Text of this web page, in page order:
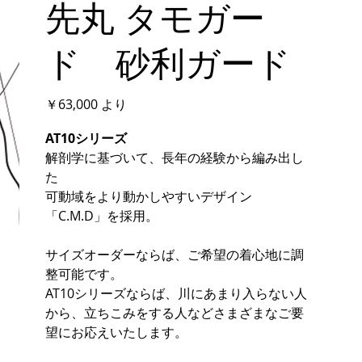
先丸 タモガー
ド 砂利ガード
価
格
￥63,000 より
AT10シリーズ
解剖学に基づいて、長年の経験から編み出し
た
可動域をより動かしやすいデザイン
「C.M.D」を採用。
サイズオーダーならば、ご希望の着心地に調
整可能です。
AT10シリーズならば、川にあまり入らない人
から、立ちこみをする人などさまざまなご要
望にお応えいたします。